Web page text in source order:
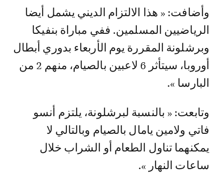
وأضافت: « هذا الالتزام الديني يشمل أيضا
الرياضيين المسلمين. ففي مباراة بنفيكا
وبرشلونة المقررة يوم الأربعاء بدوري أبطال
أوروبا، سيتأثر 6 لاعبين بالصيام، منهم 2 من
البارسا ».
وتابعت: « بالنسبة لبرشلونة، يلتزم أنسو
فاتي ولامين يامال بالصيام وبالتالي لا
يمكنهما تناول الطعام أو الشراب خلال
ساعات النهار ».